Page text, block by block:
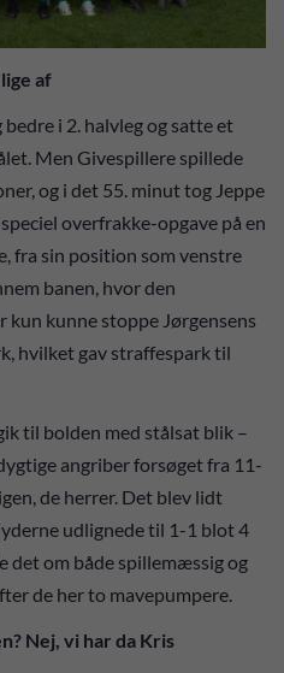
af
i 2. halvleg og satte et
Men Givespillere spillede
og i det 55. minut tog Jeppe
overfrakke-opgave på en
fra sin position som venstre
banen, hvor den
kunne stoppe Jørgensens
hvilket gav straffespark til
til bolden med stålsat blik –
angriber forsøget fra 11-
de herrer. Det blev lidt
udlignede til 1-1 blot 4
det om både spillemæssig og
de her to mavepumpere.
Nej, vi har da Kris